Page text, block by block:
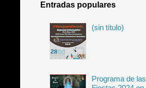
Entradas populares
(sin título)
Programa de las